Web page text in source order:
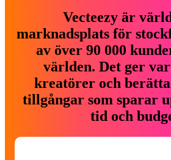
Vecteezy är
marknadsplats för
av över 90 000
världen. Det ger
kreatörer och
tillgångar som sparar
tid och